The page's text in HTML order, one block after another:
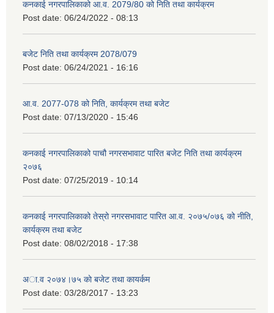
कनकाई नगरपालिकाको आ.व. 2079/80 को निति तथा कार्यक्रम
Post date: 06/24/2022 - 08:13
बजेट निति तथा कार्यक्रम 2078/079
Post date: 06/24/2021 - 16:16
आ.व. 2077-078 को निति, कार्यक्रम तथा बजेट
Post date: 07/13/2020 - 15:46
कनकाई नगरपालिकाको पाचौ नगरसभावाट पारित बजेट निति तथा कार्यक्रम
२०७६
Post date: 07/25/2019 - 10:14
कनकाई नगरपालिकाको तेस्रो नगरसभावाट पारित आ.व. २०७५/०७६ को नीति,
कार्यक्रम तथा बजेट
Post date: 08/02/2018 - 17:38
अा.व २०७४।७५ काे बजेट तथा कायर्कम
Post date: 03/28/2017 - 13:23